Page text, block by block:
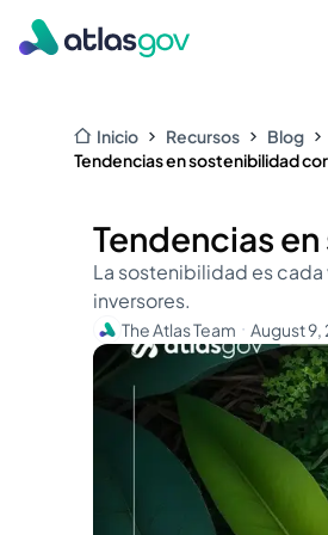
Inicio Recursos
Blog
Tendencias en sostenibilidad
Tendencias
La sostenibilidad es
inversores.
The Atlas Team ・ August 9,